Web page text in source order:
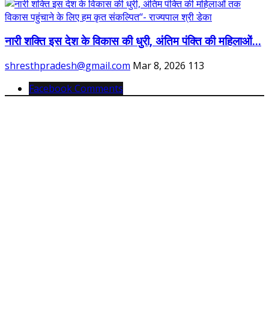
नारी शक्ति इस देश के विकास की धुरी, अंतिम पंक्ति की महिलाओं...
shresthpradesh@gmail.com Mar 8, 2026 113
Facebook Comments